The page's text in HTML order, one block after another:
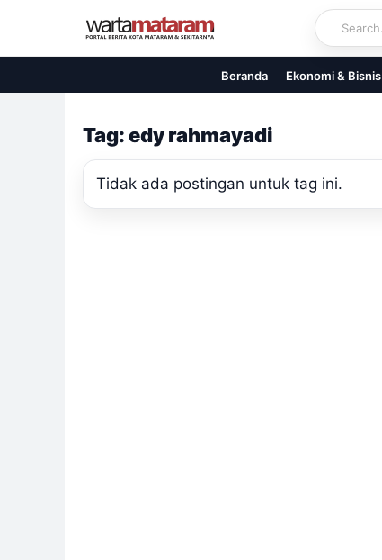
content
Beranda Ekonomi & Bisnis
Tag: edy rahmayadi
Tidak ada postingan untuk tag ini.